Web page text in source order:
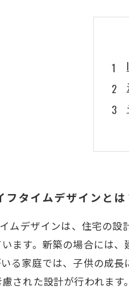
フタイムデザインとは
タイムデザインは、住宅
ます。新築の場合には
る家庭では、子供の成
された設計が行われます